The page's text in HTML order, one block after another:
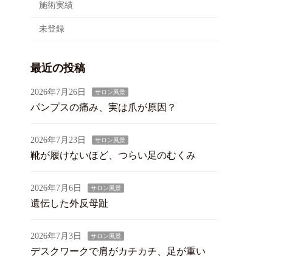
施術実績
未登録
最近の投稿
2026年7月26日 サロン風景
パンプスの痛み、実は爪が原因？
2026年7月23日 サロン風景
靴が履けないほど、つらい足のむくみ
2026年7月6日 サロン風景
遺伝した外反母趾
2026年7月3日 サロン風景
デスクワークで肩がカチカチ、足が重い